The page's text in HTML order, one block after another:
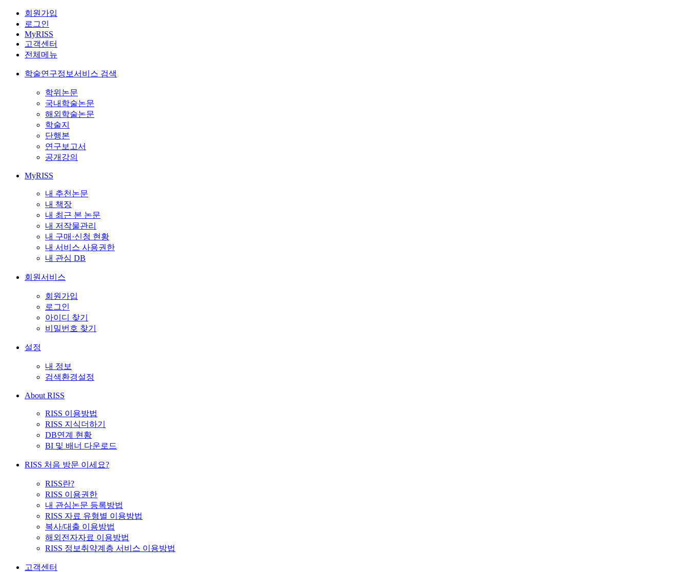
회원가입
로그인
MyRISS
고객센터
전체메뉴
학술연구정보서비스 검색
학위논문
국내학술논문
해외학술논문
학술지
단행본
연구보고서
공개강의
MyRISS
내 추천논문
내 책장
내 최근 본 논문
내 저작물관리
내 구매·신청 현황
내 서비스 사용권한
내 관심 DB
회원서비스
회원가입
로그인
아이디 찾기
비밀번호 찾기
설정
내 정보
검색환경설정
About RISS
RISS 이용방법
RISS 지식더하기
DB연계 현황
BI 및 배너 다운로드
RISS 처음 방문 이세요?
RISS란?
RISS 이용권한
내 관심논문 등록방법
RISS 자료 유형별 이용방법
복사/대출 이용방법
해외전자자료 이용방법
RISS 정보취약계층 서비스 이용방법
고객센터